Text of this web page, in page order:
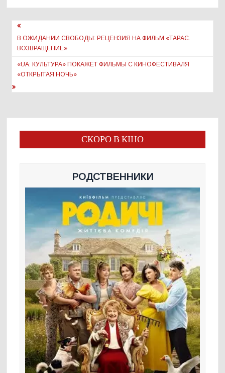
Навигация
по
записям
В ОЖИДАНИИ СВОБОДЫ: РЕЦЕНЗИЯ НА ФИЛЬМ «ТАРАС.
ВОЗВРАЩЕНИЕ»
«UA: КУЛЬТУРА» ПОКАЖЕТ ФИЛЬМЫ С КИНОФЕСТИВАЛЯ
«ОТКРЫТАЯ НОЧЬ»
СКОРО В КІНО
РОДСТВЕННИКИ